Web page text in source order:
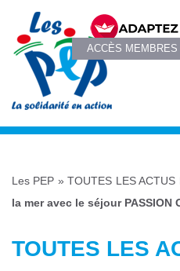
ACCÈS MEMBRES
Les PEP »TOUTES LES ACTUS
la mer avec le séjour PASSION
TOUTES LES